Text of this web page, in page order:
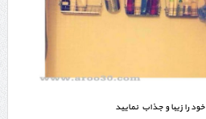
را زیبا و جذاب نمایید